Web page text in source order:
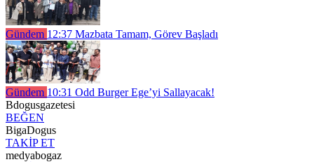
Gündem 12:37 Mazbata Tamam, Görev Başladı
Gündem 10:31 Odd Burger Ege’yi Sallayacak!
Bdogusgazetesi
BEĞEN
BigaDogus
TAKİP ET
medyabogaz